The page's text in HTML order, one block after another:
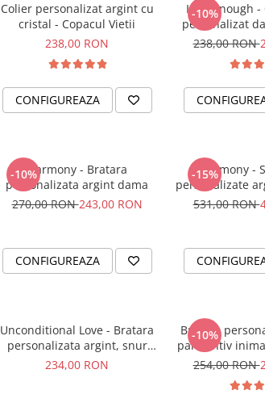
Colier personalizat argint cu
cristal - Copacul Vietii
238,00 RON
CONFIGUREAZA
-10%
I am Enough
personalizat
238,00 RON
-10%Harmony - Bratara
personalizata argint dama
270,00 RON243,00 RON
CONFIGUREAZA
-15%
Harmony -
personalizate
si
531,00 RON
Unconditional Love - Bratara
personalizata argint, snur
impletit piele
234,00 RON
-10%
Bratara
pandantiv
&
254,00 RON